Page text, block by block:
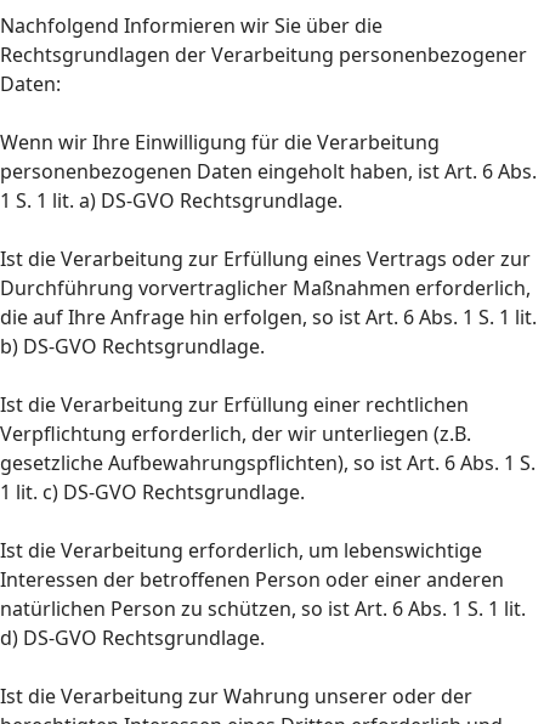
Nachfolgend Informieren wir Sie über die
Rechtsgrundlagen der Verarbeitung personenbezogener
Daten:
Wenn wir Ihre Einwilligung für die Verarbeitung
personenbezogenen Daten eingeholt haben, ist Art. 6 Abs.
1 S. 1 lit. a) DS-GVO Rechtsgrundlage.
Ist die Verarbeitung zur Erfüllung eines Vertrags oder zur
Durchführung vorvertraglicher Maßnahmen erforderlich,
die auf Ihre Anfrage hin erfolgen, so ist Art. 6 Abs. 1 S. 1 lit.
b) DS-GVO Rechtsgrundlage.
Ist die Verarbeitung zur Erfüllung einer rechtlichen
Verpflichtung erforderlich, der wir unterliegen (z.B.
gesetzliche Aufbewahrungspflichten), so ist Art. 6 Abs. 1 S.
1 lit. c) DS-GVO Rechtsgrundlage.
Ist die Verarbeitung erforderlich, um lebenswichtige
Interessen der betroffenen Person oder einer anderen
natürlichen Person zu schützen, so ist Art. 6 Abs. 1 S. 1 lit.
d) DS-GVO Rechtsgrundlage.
Ist die Verarbeitung zur Wahrung unserer oder der